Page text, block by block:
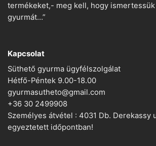
termékeket,- meg kell, hogy
gyurmát…”
Kapcsolat
Süthető gyurma ügyfélszolgálat
Hétfő-Péntek 9.00-18.00
gyurmasutheto@gmail.com
+36 30 2499908
Személyes átvétel : 4031 Db. Derekassy
egyeztetett időpontban!